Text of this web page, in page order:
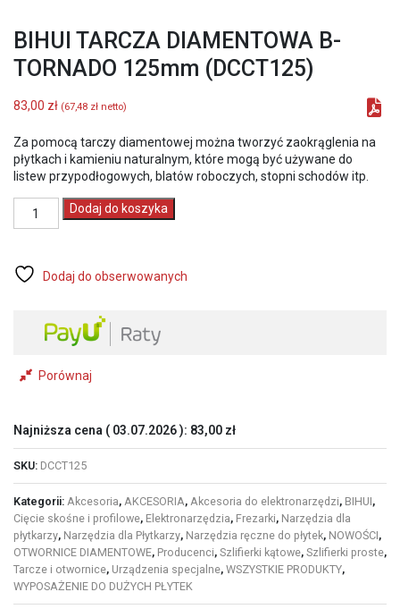
BIHUI TARCZA DIAMENTOWA B-
TORNADO 125mm (DCCT125)
83,00 zł (67,48 zł netto)
Za pomocą tarczy diamentowej można tworzyć zaokrąglenia na
płytkach i kamieniu naturalnym, które mogą być używane do
listew przypodłogowych, blatów roboczych, stopni schodów itp.
ilość
BIHUI
B-
(DCCT125)
Dodaj do koszyka
Dodaj do obserwowanych
Porównaj
Najniższa cena ( 03.07.2026): 83,00 zł
SKU: DCCT125
Kategorii: Akcesoria, AKCESORIA, Akcesoria do elektronarzędzi, BIHUI,
Cięcie skośne i profilowe, Elektronarzędzia, Frezarki, Narzędzia dla
płytkarzy, Narzędzia dla Płytkarzy, Narzędzia ręczne do płytek, NOWOŚCI,
OTWORNICE DIAMENTOWE, Producenci, Szlifierki kątowe, Szlifierki proste,
Tarcze i otwornice, Urządzenia specjalne, WSZYSTKIE PRODUKTY,
WYPOSAŻENIE DO DUŻYCH PŁYTEK